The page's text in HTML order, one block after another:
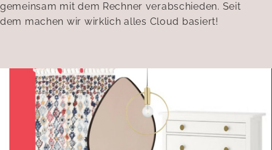
gemeinsam mit dem Rechner verabschieden. Seit
dem machen wir wirklich alles Cloud basiert!